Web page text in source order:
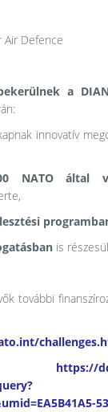
Air Defence
a
innovatív
NATO által
is
további
https://